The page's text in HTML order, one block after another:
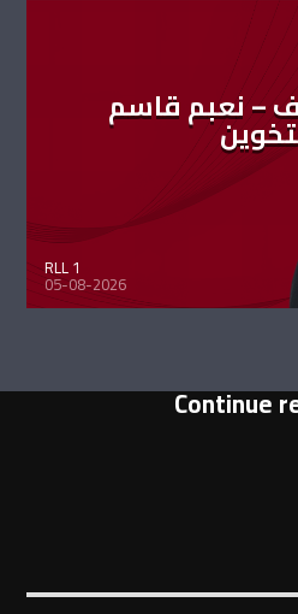
– نعبم قاسم
RLL 1
05-08-2026
Continue